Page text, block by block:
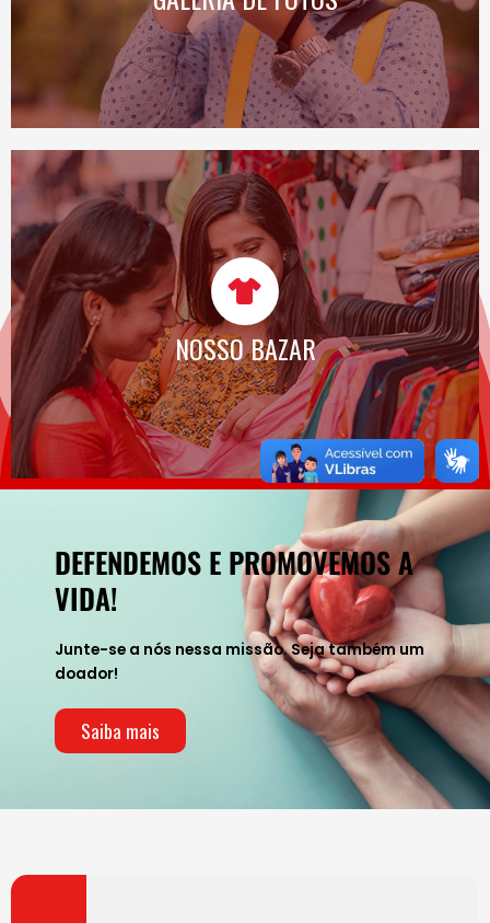
NOSSO BAZAR
SAIBA MAIS
DEFENDEMOS E PROMOVEMOS A
VIDA!
Junte-se a nós nessa missão. Seja também um
doador!
Saiba mais